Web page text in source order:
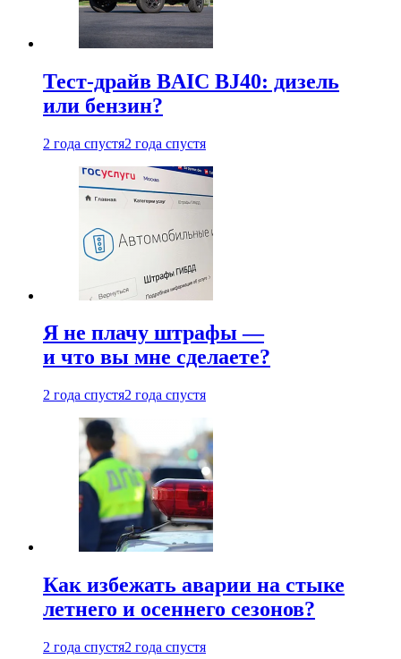
Тест-драйв BAIC BJ40: дизель
или бензин?
2 года спустя2 года спустя
Я не плачу штрафы —
и что вы мне сделаете?
2 года спустя2 года спустя
Как избежать аварии на стыке
летнего и осеннего сезонов?
2 года спустя2 года спустя